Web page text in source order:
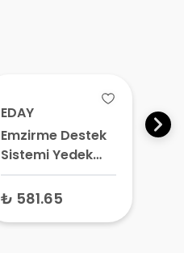
EDAY
Emzirme Destek
Sistemi Yedek
Hortumu
Kod:EDY042 20
₺ 581.65